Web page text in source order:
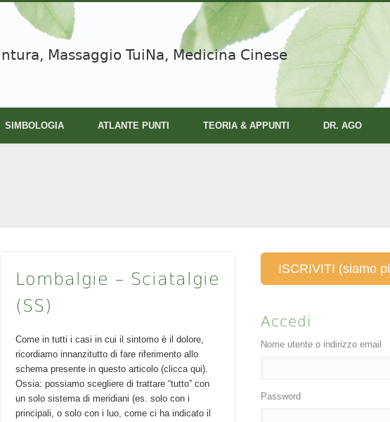
Massaggio TuiNa, Medicina Cinese
SIMBOLOGIA ATLANTE PUNTI TEORIA & APPUNTI DR. AGO
Lombalgie – Sciatalgie
(SS)
Come in tutti i casi in cui il sintomo è il dolore,
ricordiamo innanzitutto di fare riferimento allo
schema presente in questo articolo (clicca qui).
Ossia: possiamo scegliere di trattare “tutto” con
un solo sistema di meridiani (es. solo con i
principali, o solo con i luo, come ci ha indicato il
ISCRIVITI (siamo
Accedi
Nome utente o indirizzo email
Password